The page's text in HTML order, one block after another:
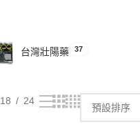
台灣壯陽藥 37
18 24